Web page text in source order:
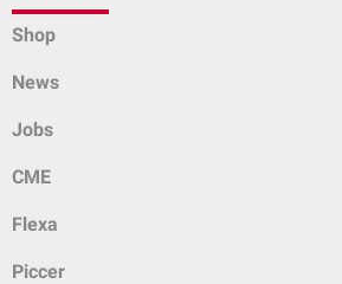
Shop
News
Jobs
CME
Flexa
Piccer